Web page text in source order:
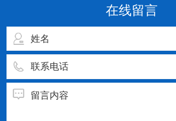
工件的材料相匹配在线留言